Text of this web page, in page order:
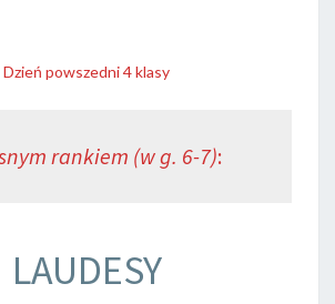
Dzień powszedni 4 klasy
rankiem (w g. 6-7):
LAUDESY